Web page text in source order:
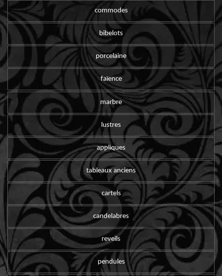
commodes
bibelots
porcelaine
faïence
marbre
lustres
appliques
tableaux anciens
cartels
candelabres
reveils
pendules